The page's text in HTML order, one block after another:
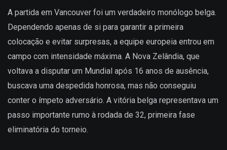
A partida em Vancouver foi um verdadeiro monólogo belga.
Dependendo apenas de si para garantir a primeira
colocação e evitar surpresas, a equipe europeia entrou em
campo com intensidade máxima. A Nova Zelândia, que
voltava a disputar um Mundial após 16 anos de ausência,
buscava uma despedida honrosa, mas não conseguiu
conter o ímpeto adversário. A vitória belga representava um
passo importante rumo à rodada de 32, primeira fase
eliminatória do torneio.